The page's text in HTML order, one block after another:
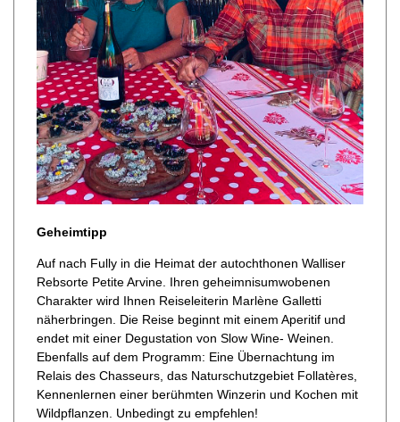
Geheimtipp
Auf nach Fully in die Heimat der autochthonen Walliser
Rebsorte Petite Arvine. Ihren geheimnisumwobenen
Charakter wird Ihnen Reiseleiterin Marlène Galletti
näherbringen. Die Reise beginnt mit einem Aperitif und
endet mit einer Degustation von Slow Wine- Weinen.
Ebenfalls auf dem Programm: Eine Übernachtung im
Relais des Chasseurs, das Naturschutzgebiet Follatères,
Kennenlernen einer berühmten Winzerin und Kochen mit
Wildpflanzen. Unbedingt zu empfehlen!